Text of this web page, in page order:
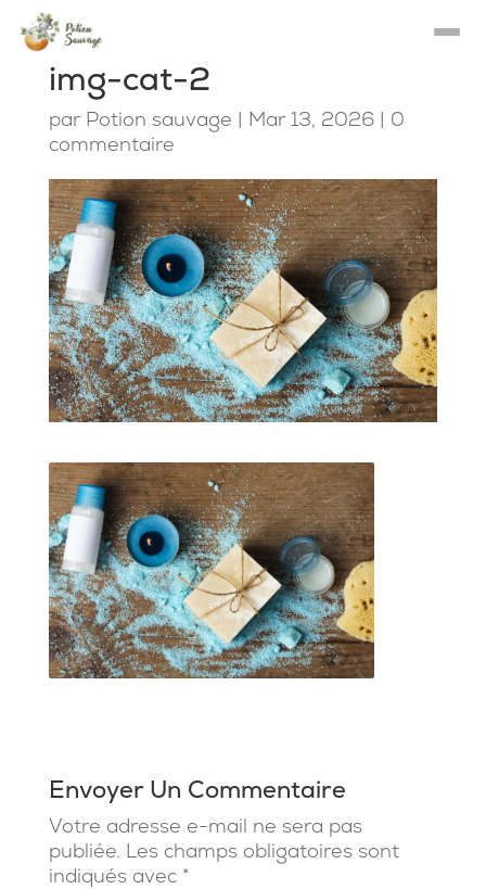
img-cat-2
par Potion sauvage | Mar 13, 2026| 0
commentaire
Envoyer Un Commentaire
Votre adresse e-mail ne sera pas
publiée. Les champs obligatoires sont
indiqués avec *